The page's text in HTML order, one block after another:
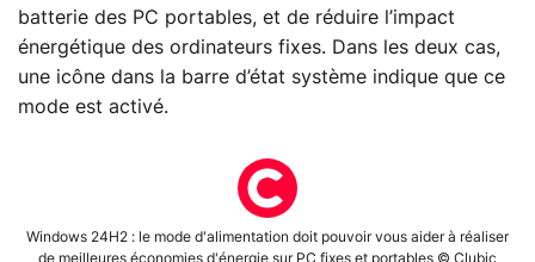
batterie des PC portables, et de réduire l’impact
énergétique des ordinateurs fixes. Dans les deux cas,
une icône dans la barre d’état système indique que ce
mode est activé.
Windows 24H2 : le mode d'alimentation doit pouvoir vous aider à réaliser
de meilleures économies d'énergie sur PC fixes et portables © Clubic